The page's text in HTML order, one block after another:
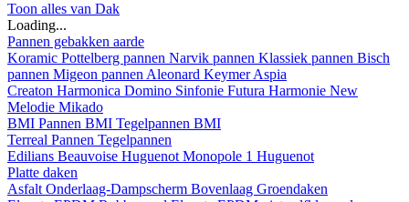
Toon alles van Dak
Loading...
Pannen gebakken aarde
Koramic Pottelberg pannen Narvik pannen Klassiek pannen Bisch
pannen Migeon pannen Aleonard KeymerAspia
Creaton Harmonica Domino Sinfonie Futura Harmonie New
Melodie Mikado
BMI Pannen BMI Tegelpannen BMI
Terreal Pannen Tegelpannen
Edilians Beauvoise Huguenot Monopole 1 Huguenot
Platte daken
Asfalt Onderlaag-Dampscherm Bovenlaag Groendaken